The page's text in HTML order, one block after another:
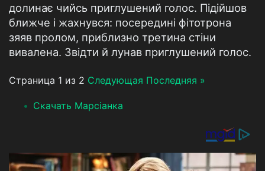
долинає чийсь приглушений голос. Підійшов
ближче і жахнувся: посередині фітотрона
зяяв пролом, приблизно третина стіни
вивалена. Звідти й лунав приглушений голос.
Страница 1 из 2 Следующая Последняя »
Скачать Марсіанка